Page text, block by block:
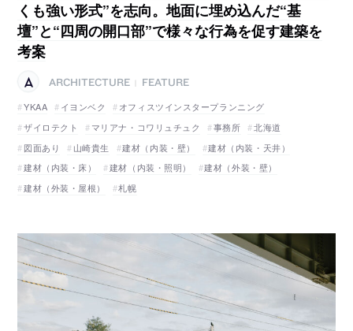
くも強い形式”を志向。地面に埋め込んだ“基
壇”と“四周の開口部”で様々な行為を促す建築を
考案
ARCHITECTURE
FEATURE
YKAA
イヨンベク
オフィスツインスタープランニング
ザイロテクト
マリアナ・コワリュチュク 事務所
北海道
図面あり
山崎貴生 建材（内装・壁）
建材（内装・天井）
建材（内装・床）
建材（内装・照明）
建材（外装・壁）
建材（外装・屋根）
札幌